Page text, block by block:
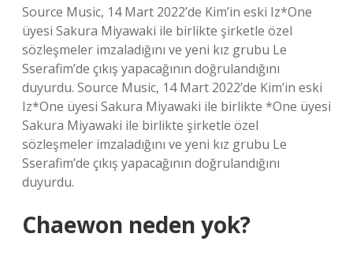
Source Music, 14 Mart 2022’de Kim’in eski Iz*One
üyesi Sakura Miyawaki ile birlikte şirketle özel
sözleşmeler imzaladığını ve yeni kız grubu Le
Sserafim’de çıkış yapacağının doğrulandığını
duyurdu. Source Music, 14 Mart 2022’de Kim’in eski
Iz*One üyesi Sakura Miyawaki ile birlikte *One üyesi
Sakura Miyawaki ile birlikte şirketle özel
sözleşmeler imzaladığını ve yeni kız grubu Le
Sserafim’de çıkış yapacağının doğrulandığını
duyurdu.
Chaewon neden yok?